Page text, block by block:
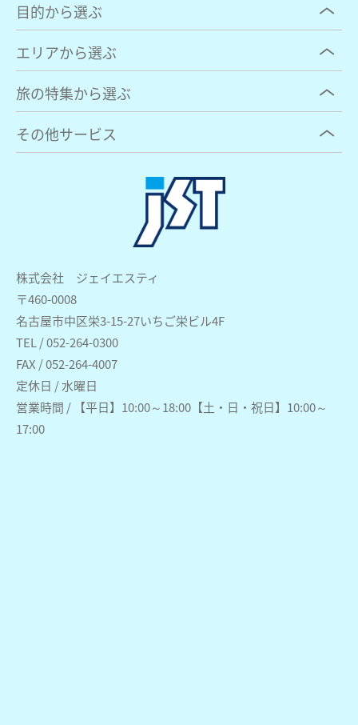
株式会社 ジェイエスティ
〒460-0008
名古屋市中区栄3-15-27いちご栄ビル4F
TEL / 052-264-0300
FAX / 052-264-4007
定休日 / 水曜日
営業時間 / 【平日】10:00～18:00【土・日・祝日】10:00～
17:00
目的から選ぶ
エリアから選ぶ
旅の特集から選ぶ
その他サービス